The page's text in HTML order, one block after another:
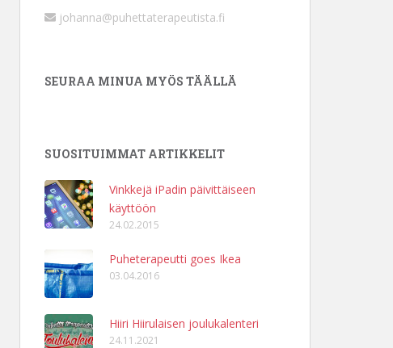
johanna@puhettaterapeutista.fi
SEURAA MINUA MYÖS TÄÄLLÄ
SUOSITUIMMAT ARTIKKELIT
Vinkkejä iPadin päivittäiseen
käyttöön
24.02.2015
Puheterapeutti goes Ikea
03.04.2016
Hiiri Hiirulaisen joulukalenteri
24.11.2021